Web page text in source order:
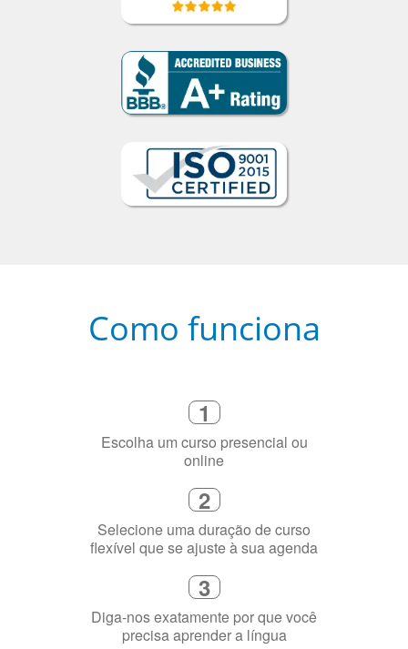
Escolha um curso presencial ou
online
2
Selecione uma duração de curso
flexível que se ajuste à sua agenda
3
Diga-nos exatamente por que você
precisa aprender a língua
4